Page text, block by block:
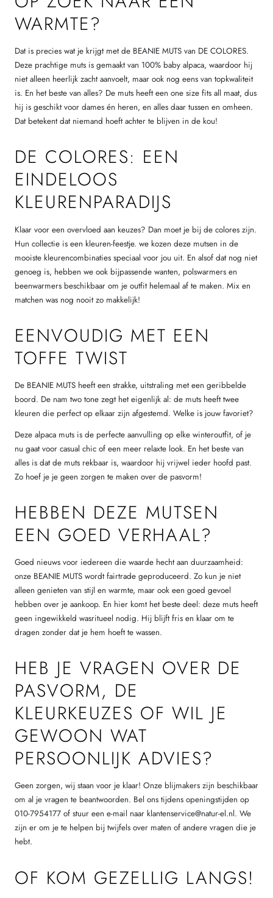
WARMTE?
Dat is precies wat je krijgt met de BEANIE MUTS van DE COLORES.
Deze prachtige muts is gemaakt van 100% baby alpaca, waardoor hij
niet alleen heerlijk zacht aanvoelt, maar ook nog eens van topkwaliteit
is. En het beste van alles? De muts heeft een one size fits all maat, dus
hij is geschikt voor dames én heren, en alles daar tussen en omheen.
Dat betekent dat niemand hoeft achter te blijven in de kou!
DE COLORES: EEN
EINDELOOS
KLEURENPARADIJS
Klaar voor een overvloed aan keuzes? Dan moet je bij de colores zijn.
Hun collectie is een kleuren-feestje. we kozen deze mutsen in de
mooiste kleurencombinaties speciaal voor jou uit. En alsof dat nog niet
genoeg is, hebben we ook bijpassende wanten, polswarmers en
beenwarmers beschikbaar om je outfit helemaal af te maken. Mix en
matchen was nog nooit zo makkelijk!
EENVOUDIG MET EEN
TOFFE TWIST
De BEANIE MUTS heeft een strakke, uitstraling met een geribbelde
boord. De nam two tone zegt het eigenlijk al: de muts heeft twee
kleuren die perfect op elkaar zijn afgestemd. Welke is jouw favoriet?
Deze alpaca muts is de perfecte aanvulling op elke winteroutfit, of je
nu gaat voor casual chic of een meer relaxte look. En het beste van
alles is dat de muts rekbaar is, waardoor hij vrijwel ieder hoofd past.
Zo hoef je je geen zorgen te maken over de pasvorm!
HEBBEN DEZE MUTSEN
EEN GOED VERHAAL?
Goed nieuws voor iedereen die waarde hecht aan duurzaamheid:
onze BEANIE MUTS wordt fairtrade geproduceerd. Zo kun je niet
alleen genieten van stijl en warmte, maar ook een goed gevoel
hebben over je aankoop. En hier komt het beste deel: deze muts heeft
geen ingewikkeld wasritueel nodig. Hij blijft fris en klaar om te
dragen zonder dat je hem hoeft te wassen.
HEB JE VRAGEN OVER DE
PASVORM, DE
KLEURKEUZES OF WIL JE
GEWOON WAT
PERSOONLIJK ADVIES?
Geen zorgen, wij staan voor je klaar! Onze blijmakers zijn beschikbaar
om al je vragen te beantwoorden. Bel ons tijdens openingstijden op
010-7954177 of stuur een e-mail naar klantenservice@natur-el.nl. We
zijn er om je te helpen bij twijfels over maten of andere vragen die je
hebt.
OF KOM GEZELLIG LANGS!